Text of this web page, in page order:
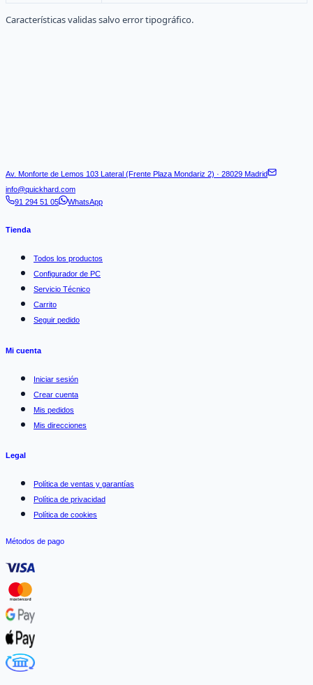
Características validas salvo error tipográfico.
Av. Monforte de Lemos 103 Lateral (Frente Plaza Mondariz 2) · 28029 Madrid
info@quickhard.com
91 294 51 05
WhatsApp
Tienda
Todos los productos
Configurador de PC
Servicio Técnico
Carrito
Seguir pedido
Mi cuenta
Iniciar sesión
Crear cuenta
Mis pedidos
Mis direcciones
Legal
Política de ventas y garantías
Política de privacidad
Política de cookies
Métodos de pago